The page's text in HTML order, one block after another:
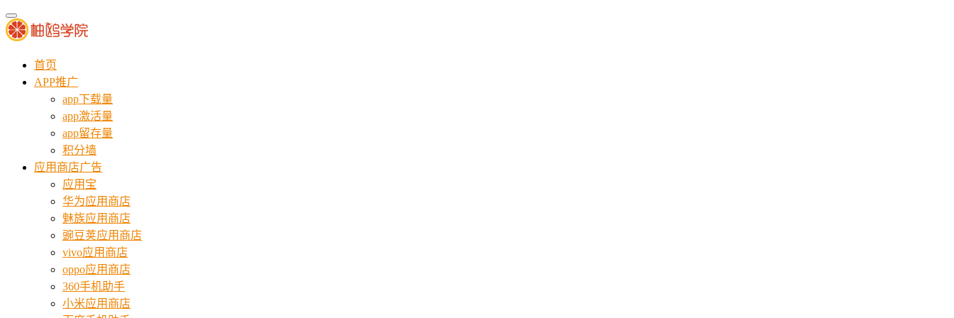
首页
APP推广
app下载量
app激活量
app留存量
积分墙
应用商店广告
应用宝
华为应用商店
魅族应用商店
豌豆荚应用商店
vivo应用商店
oppo应用商店
360手机助手
小米应用商店